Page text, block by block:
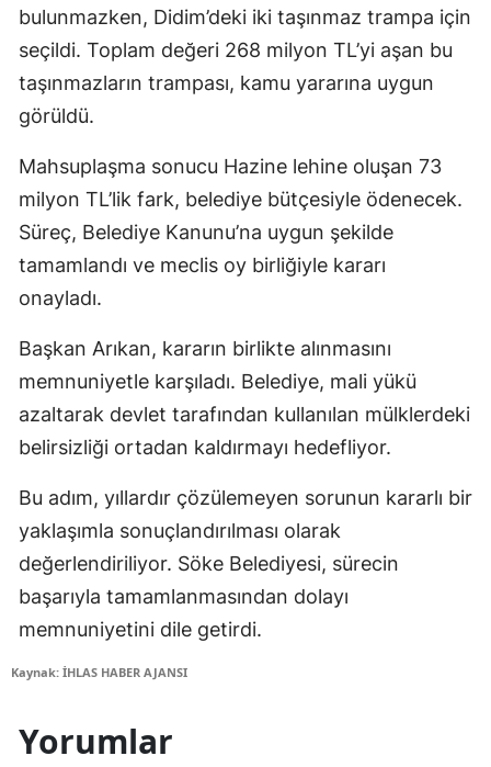
bulunmazken, Didim’deki iki taşınmaz trampa için
seçildi. Toplam değeri 268 milyon TL’yi aşan bu
taşınmazların trampası, kamu yararına uygun
görüldü.
Mahsuplaşma sonucu Hazine lehine oluşan 73
milyon TL’lik fark, belediye bütçesiyle ödenecek.
Süreç, Belediye Kanunu’na uygun şekilde
tamamlandı ve meclis oy birliğiyle kararı
onayladı.
Başkan Arıkan, kararın birlikte alınmasını
memnuniyetle karşıladı. Belediye, mali yükü
azaltarak devlet tarafından kullanılan mülklerdeki
belirsizliği ortadan kaldırmayı hedefliyor.
Bu adım, yıllardır çözülemeyen sorunun kararlı bir
yaklaşımla sonuçlandırılması olarak
değerlendiriliyor. Söke Belediyesi, sürecin
başarıyla tamamlanmasından dolayı
memnuniyetini dile getirdi.
Kaynak: İHLAS HABER AJANSI
Yorumlar